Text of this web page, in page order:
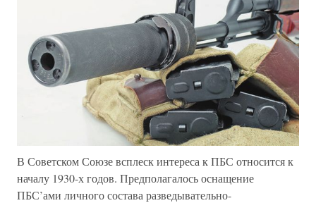
В Советском Союзе всплеск интереса к ПБС относится к
началу 1930-х годов. Предполагалось оснащение
ПБС’ами личного состава разведывательно-